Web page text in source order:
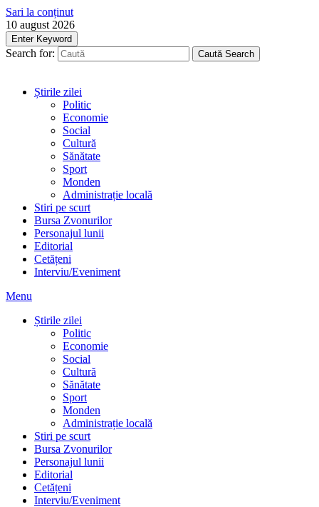
Sari la conținut
10 august 2026
Enter Keyword
Search for: Caută Search
Știrile zilei
Politic
Economie
Social
Cultură
Sănătate
Sport
Monden
Administrație locală
Stiri pe scurt
Bursa Zvonurilor
Personajul lunii
Editorial
Cetățeni
Interviu/Eveniment
Menu
Știrile zilei
Politic
Economie
Social
Cultură
Sănătate
Sport
Monden
Administrație locală
Stiri pe scurt
Bursa Zvonurilor
Personajul lunii
Editorial
Cetățeni
Interviu/Eveniment